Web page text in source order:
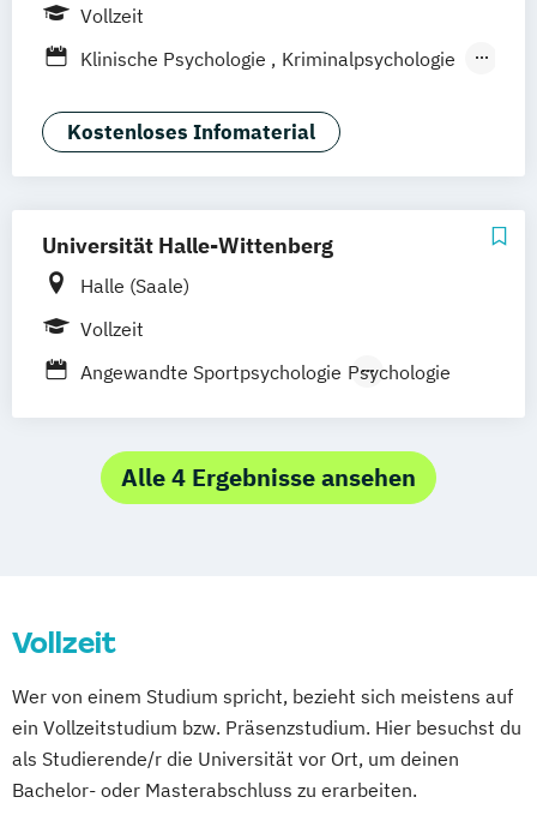
Leipzig
Vollzeit
Klinische Psychologie
Kriminalpsychologie
Wirtschaftspsychologie
Kostenloses Infomaterial
Universität Halle-Wittenberg
Halle (Saale)
Vollzeit
Angewandte Sportpsychologie Psychologie
Alle 4 Ergebnisse ansehen
Vollzeit
Wer von einem Studium spricht, bezieht sich meistens auf
ein Vollzeitstudium bzw. Präsenzstudium. Hier besuchst du
als Studierende/r die Universität vor Ort, um deinen
Bachelor- oder Masterabschluss zu erarbeiten.